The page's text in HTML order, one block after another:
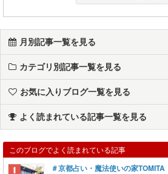
月別記事一覧を見る
カテゴリ別記事一覧を見る
お気に入りブログ一覧を見る
よく読まれている記事一覧を見る
このブログでよく読まれている記事
＃京都占い・魔法使いの家TOMITA